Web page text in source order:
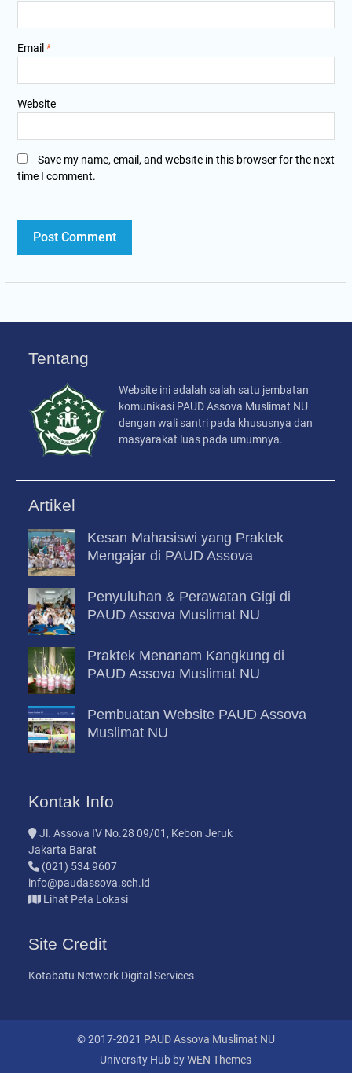
Email *
Website
Save my name, email, and website in this browser for the next
time I comment.
Tentang
Website ini adalah salah satu jembatan
komunikasi PAUD Assova Muslimat NU
dengan wali santri pada khususnya dan
masyarakat luas pada umumnya.
Artikel
Kesan Mahasiswi yang Praktek
Mengajar di PAUD Assova
Penyuluhan & Perawatan Gigi di
PAUD Assova Muslimat NU
Praktek Menanam Kangkung di
PAUD Assova Muslimat NU
Pembuatan Website PAUD Assova
Muslimat NU
Kontak Info
Jl. Assova IV No.28 09/01, Kebon Jeruk
Jakarta Barat
(021) 534 9607
info@paudassova.sch.id
Lihat Peta Lokasi
Site Credit
Kotabatu Network Digital Services
© 2017-2021 PAUD Assova Muslimat NU
University Hub byWEN Themes